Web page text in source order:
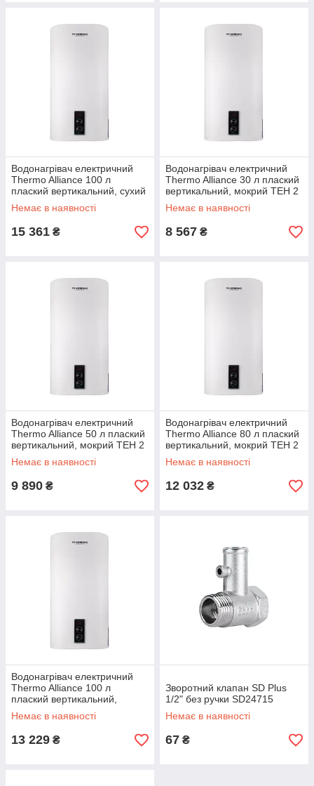
Водонагрівач електричний
Thermo Alliance 100 л
плаский вертикальний, сухий
ТЕН 2 кВт (0,8+1,2)
Немає в наявності
15 361 ₴
Водонагрівач електричний
Thermo Alliance 30 л плаский
вертикальний, мокрий ТЕН 2
кВт (0,8+1,2)
DT30V20G(PD)/2
Немає в наявності
8 567 ₴
Водонагрівач електричний
Thermo Alliance 50 л плаский
вертикальний, мокрий ТЕН 2
кВт (0,8+1,2)
DT50V20G(PD)/2
Немає в наявності
9 890 ₴
Водонагрівач електричний
Thermo Alliance 80 л плаский
вертикальний, мокрий ТЕН 2
кВт (0,8+1,2)
DT80V20G(PD)/2
Немає в наявності
12 032 ₴
Водонагрівач електричний
Thermo Alliance 100 л
плаский вертикальний,
мокрий ТЕН 2 кВт (0,8+1,2)
Немає в наявності
13 229 ₴
Зворотний клапан SD Plus
1/2" без ручки SD24715
Немає в наявності
67 ₴